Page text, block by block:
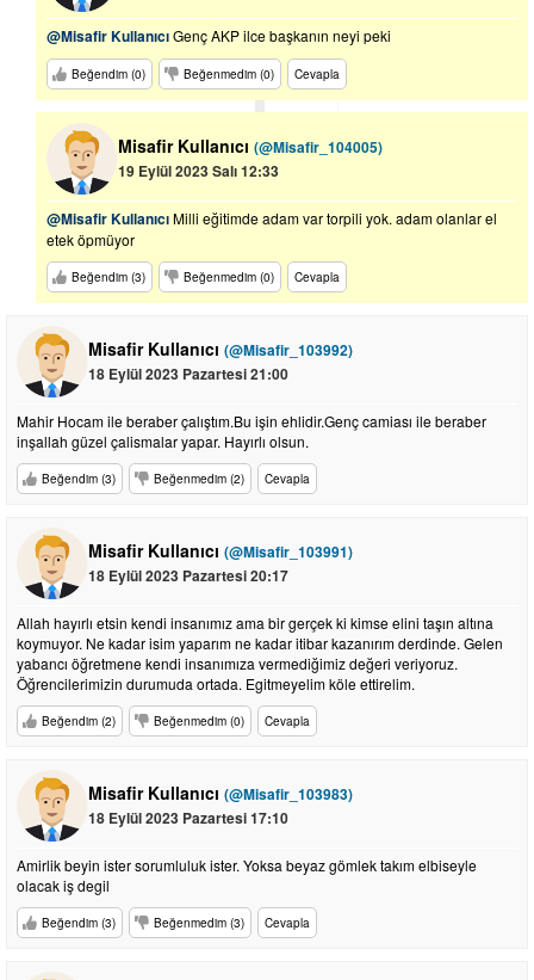
@Misafir KullanıcıGenç AKP ilce başkanın neyi peki
Beğendim (0) Beğenmedim (0) Cevapla
Misafir Kullanıcı (@Misafir_104005)
19 Eylül 2023 Salı 12:33
@Misafir KullanıcıMilli eğitimde adam var torpili yok. adam olanlar el
etek öpmüyor
Beğendim (3) Beğenmedim (0) Cevapla
Misafir Kullanıcı (@Misafir_103992)
18 Eylül 2023 Pazartesi 21:00
Mahir Hocam ile beraber çalıştım.Bu işin ehlidir.Genç camiası ile beraber
inşallah güzel çalismalar yapar. Hayırlı olsun.
Beğendim (3) Beğenmedim (2) Cevapla
Misafir Kullanıcı (@Misafir_103991)
18 Eylül 2023 Pazartesi 20:17
Allah hayırlı etsin kendi insanımız ama bir gerçek ki kimse elini taşın altına
koymuyor. Ne kadar isim yaparım ne kadar itibar kazanırım derdinde. Gelen
yabancı öğretmene kendi insanımıza vermediğimiz değeri veriyoruz.
Öğrencilerimizin durumuda ortada. Egitmeyelim köle ettirelim.
Beğendim (2) Beğenmedim (0) Cevapla
Misafir Kullanıcı (@Misafir_103983)
18 Eylül 2023 Pazartesi 17:10
Amirlik beyin ister sorumluluk ister. Yoksa beyaz gömlek takım elbiseyle
olacak iş degil
Beğendim (3) Beğenmedim (3) Cevapla